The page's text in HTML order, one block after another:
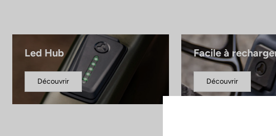
Led Hub
Découvrir
Facile à
Découvrir